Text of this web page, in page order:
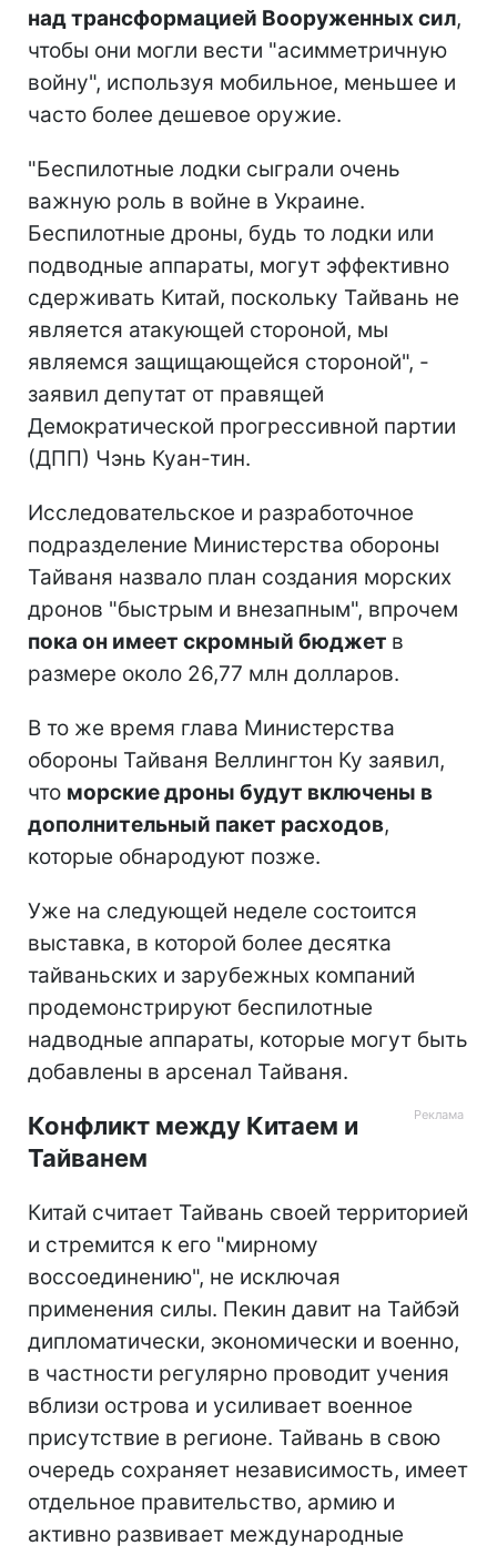
над трансформацией Вооруженных сил,
чтобы они могли вести "асимметричную
войну", используя мобильное, меньшее и
часто более дешевое оружие.
"Беспилотные лодки сыграли очень
важную роль в войне в Украине.
Беспилотные дроны, будь то лодки или
подводные аппараты, могут эффективно
сдерживать Китай, поскольку Тайвань не
является атакующей стороной, мы
являемся защищающейся стороной", -
заявил депутат от правящей
Демократической прогрессивной партии
(ДПП) Чэнь Куан-тин.
Исследовательское и разработочное
подразделение Министерства обороны
Тайваня назвало план создания морских
дронов "быстрым и внезапным", впрочем
пока он имеет скромный бюджет в
размере около 26,77 млн долларов.
В то же время глава Министерства
обороны Тайваня Веллингтон Ку заявил,
что морские дроны будут включены в
дополнительный пакет расходов,
которые обнародуют позже.
Уже на следующей неделе состоится
выставка, в которой более десятка
тайваньских и зарубежных компаний
продемонстрируют беспилотные
надводные аппараты, которые могут быть
добавлены в арсенал Тайваня.
Конфликт между Китаем и
Тайванем
Китай считает Тайвань своей территорией
и стремится к его "мирному
воссоединению", не исключая
применения силы. Пекин давит на Тайбэй
дипломатически, экономически и военно,
в частности регулярно проводит учения
вблизи острова и усиливает военное
присутствие в регионе. Тайвань в свою
очередь сохраняет независимость, имеет
отдельное правительство, армию и
активно развивает международные